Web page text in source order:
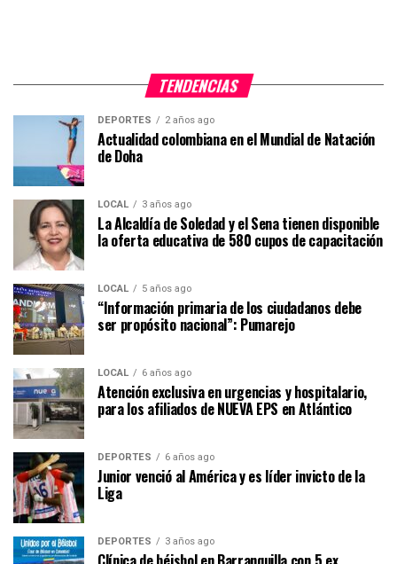
TENDENCIAS
DEPORTES 2 años ago
Actualidad colombiana en el Mundial de Natación
de Doha
LOCAL 3 años ago
La Alcaldía de Soledad y el Sena tienen disponible
la oferta educativa de 580 cupos de capacitación
LOCAL 5 años ago
“Información primaria de los ciudadanos debe
ser propósito nacional”: Pumarejo
LOCAL 6 años ago
Atención exclusiva en urgencias y hospitalario,
para los afiliados de NUEVA EPS en Atlántico
DEPORTES 6 años ago
Junior venció al América y es líder invicto de la
Liga
DEPORTES 3 años ago